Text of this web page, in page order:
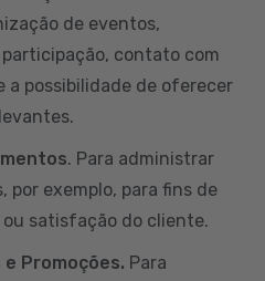
de eventos,
contato com
a possibilidade de oferecer
. Para administrar
por exemplo, para fins de
satisfação do cliente.
Promoções. Para